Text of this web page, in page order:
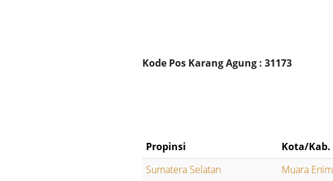
Kode Pos Karang Agung : 31173
Propinsi Kota/Kab.
Sumatera Selatan
Muara Enim